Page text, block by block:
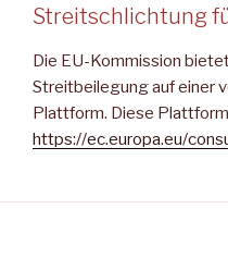
Streitschlichtung
Die EU-Kommission
Streitbeilegung auf einer
Plattform. Diese
https://ec.europa.eu/